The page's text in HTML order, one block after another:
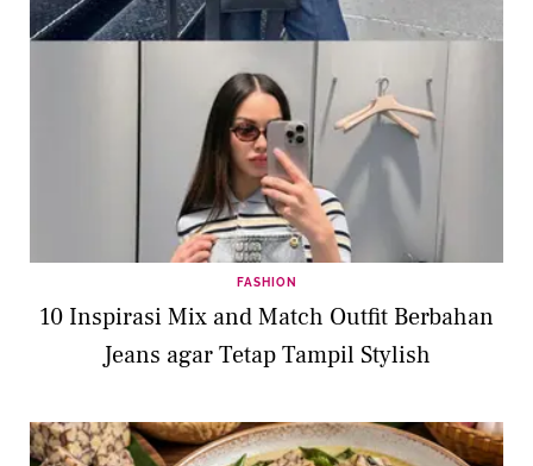
FASHION
10 Inspirasi Mix and Match Outfit Berbahan
Jeans agar Tetap Tampil Stylish